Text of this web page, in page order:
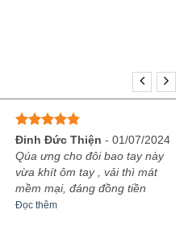
Được xếp
hạng
sao
Đinh Đức Thiện - 01/07/2024
Qúa ưng cho đôi bao tay này
vừa khít ôm tay , vải thì mát
mềm mại, đáng đồng tiền
Đọc thêm